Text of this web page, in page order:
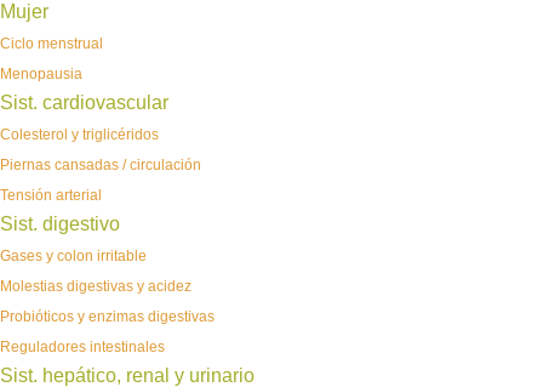
Mujer
Ciclo menstrual
Menopausia
Sist. cardiovascular
Colesterol y triglicéridos
Piernas cansadas / circulación
Tensión arterial
Sist. digestivo
Gases y colon irritable
Molestias digestivas y acidez
Probióticos y enzimas digestivas
Reguladores intestinales
Sist. hepático, renal y urinario